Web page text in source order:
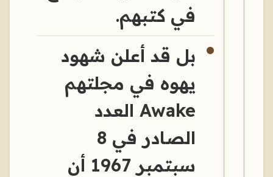
في كتبهم.
بل قد أعلن شهود
يهوه في مجلتهم
Awake العدد
الصادر في 8
سبتمبر 1967 أن